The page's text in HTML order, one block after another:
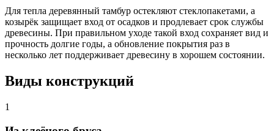
Для тепла деревянный тамбур остекляют стеклопакетами, а
козырёк защищает вход от осадков и продлевает срок службы
древесины. При правильном уходе такой вход сохраняет вид и
прочность долгие годы, а обновление покрытия раз в
несколько лет поддерживает древесину в хорошем состоянии.
Виды конструкций
1